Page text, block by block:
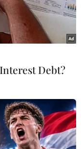
các Nhật Bản
hưu
Debt?